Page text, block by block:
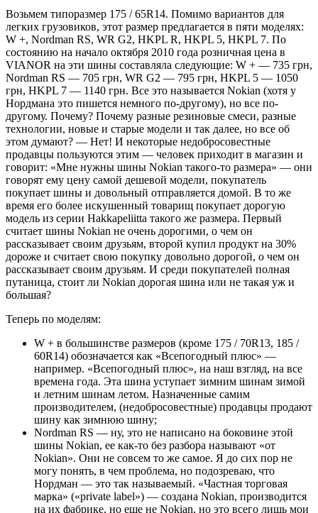
Возьмем типоразмер 175 / 65R14. Помимо вариантов для
легких грузовиков, этот размер предлагается в пяти моделях:
W +, Nordman RS, WR G2, HKPL R, HKPL 5, HKPL 7. По
состоянию на начало октября 2010 года розничная цена в
VIANOR на эти шины составляла следующие: W + — 735 грн,
Nordman RS — 705 грн, WR G2 — 795 грн, HKPL 5 — 1050
грн, HKPL 7 — 1140 грн. Все это называется Nokian (хотя у
Нордмана это пишется немного по-другому), но все по-
другому. Почему? Почему разные резиновые смеси, разные
технологии, новые и старые модели и так далее, но все об
этом думают? — Нет! И некоторые недобросовестные
продавцы пользуются этим — человек приходит в магазин и
говорит: «Мне нужны шины Nokian такого-то размера» — они
говорят ему цену самой дешевой модели, покупатель
покупает шины и довольный отправляется домой. В то же
время его более искушенный товарищ покупает дорогую
модель из серии Hakkapeliitta такого же размера. Первый
считает шины Nokian не очень дорогими, о чем он
рассказывает своим друзьям, второй купил продукт на 30%
дороже и считает свою покупку довольно дорогой, о чем он
рассказывает своим друзьям. И среди покупателей полная
путаница, стоит ли Nokian дорогая шина или не такая уж и
большая?
Теперь по моделям:
W + в большинстве размеров (кроме 175 / 70R13, 185 /
60R14) обозначается как «Всепогодный плюс» —
например. «Всепогодный плюс», на наш взгляд, на все
времена года. Эта шина уступает зимним шинам зимой
и летним шинам летом. Назначенные самим
производителем, (недобросовестные) продавцы продают
шину как зимнюю шину;
Nordman RS — ну, это не написано на боковине этой
шины Nokian, ее как-то без разбора называют «от
Nokian». Они не совсем то же самое. Я до сих пор не
могу понять, в чем проблема, но подозреваю, что
Нордман — это так называемый. «Частная торговая
марка» («private label») — создана Nokian, производится
на их фабрике, но еще не Nokian, но это всего лишь мои